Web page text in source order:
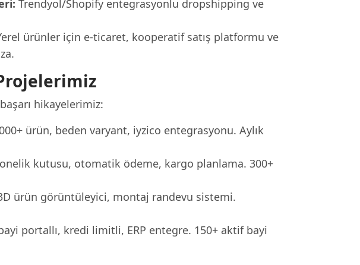
Trendyol/Shopify entegrasyonlu dropshipping ve
ürünler için e-ticaret, kooperatif satış platformu ve
hikayelerimiz:
ürün, beden varyant, iyzico entegrasyonu. Aylık
kutusu, otomatik ödeme, kargo planlama. 300+
ürün görüntüleyici, montaj randevu sistemi.
portallı, kredi limitli, ERP entegre. 150+ aktif bayi